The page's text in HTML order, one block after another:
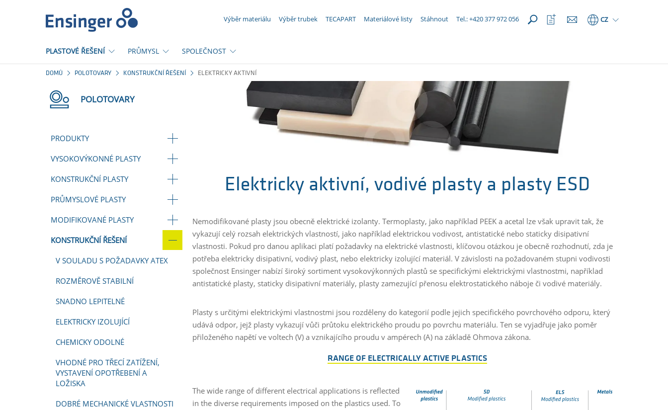
Výběr materiálu Výběr trubek TECAPART Materiálové listy Stáhnout Tel.: +420 377 972 056 CZ
Otevřít
seznam
PLASTOVÉ ŘEŠENÍ PRŮMYSL SPOLEČNOST
DOMŮ POLOTOVARY KONSTRUKČNÍ ŘEŠENÍ ELEKTRICKY AKTIVNÍ
POLOTOVARY
PRODUKTY
VYSOKOVÝKONNÉ PLASTY
KONSTRUKČNÍ PLASTY
PRŮMYSLOVÉ PLASTY
MODIFIKOVANÉ PLASTY
KONSTRUKČNÍ ŘEŠENÍ
V SOULADU S POŽADAVKY ATEX
ROZMĚROVĚ STABILNÍ
SNADNO LEPITELNÉ
ELEKTRICKY IZOLUJÍCÍ
CHEMICKY ODOLNÉ
VHODNÉ PRO TŘECÍ ZATÍŽENÍ,
VYSTAVENÍ OPOTŘEBENÍ A
LOŽISKA
DOBRÉ MECHANICKÉ VLASTNOSTI
Elektricky aktivní, vodivé plasty a plasty ESD
Nemodifikované plasty jsou obecně elektrické izolanty. Termoplasty, jako například PEEK a acetal lze však upravit tak, že
vykazují celý rozsah elektrických vlastností, jako například elektrickou vodivost, antistatické nebo staticky disipativní
vlastnosti. Pokud pro danou aplikaci platí požadavky na elektrické vlastnosti, klíčovou otázkou je obecně rozhodnutí, zda je
potřeba elektricky disipativní, vodivý plast, nebo elektricky izolující materiál. V závislosti na požadovaném stupni vodivosti
společnost Ensinger nabízí široký sortiment vysokovýkonných plastů se specifickými elektrickými vlastnostmi, například
antistatické plasty, staticky disipativní materiály, plasty zamezující přenosu elektrostatického náboje či vodivé materiály.
Plasty s určitými elektrickými vlastnostmi jsou rozděleny do kategorií podle jejich specifického povrchového odporu, který
udává odpor, jejž plasty vykazují vůči průtoku elektrického proudu po povrchu materiálu. Ten se vyjadřuje jako poměr
přiloženého napětí ve voltech (V) a vznikajícího proudu v ampérech (A) na základě Ohmova zákona.
RANGE OF ELECTRICALLY ACTIVE PLASTICS
The wide range of different electrical applications is reflected
in the diverse requirements imposed on the plastics used. To